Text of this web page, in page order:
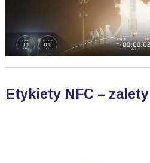
Etykiety NFC –